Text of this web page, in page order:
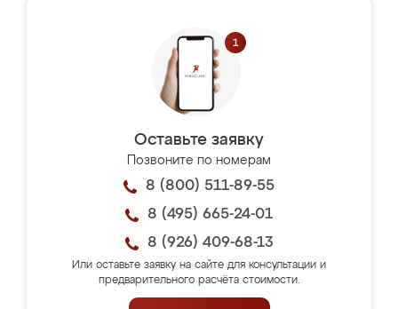
Оставьте заявку
Позвоните по номерам
8 (800) 511-89-55
8 (495) 665-24-01
8 (926) 409-68-13
Или оставьте заявку на сайте для консультации и
предварительного расчёта стоимости.